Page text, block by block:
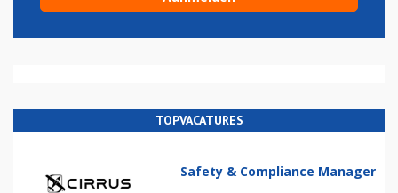
TOPVACATURES
Safety & Compliance Manager